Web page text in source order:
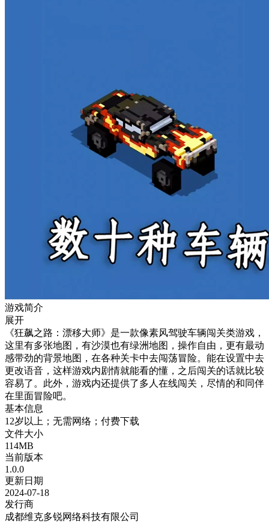
游戏简介
展开
《狂飙之路：漂移大师》是一款像素风驾驶车辆闯关类游戏，
这里有多张地图，有沙漠也有绿洲地图，操作自由，更有最动
感带劲的背景地图，在各种关卡中去闯荡冒险。能在设置中去
更改语音，这样游戏内剧情就能看的懂，之后闯关的话就比较
容易了。此外，游戏内还提供了多人在线闯关，尽情的和同伴
在里面冒险吧。
基本信息
12岁以上；无需网络；付费下载
文件大小
114MB
当前版本
1.0.0
更新日期
2024-07-18
发行商
成都维克多锐网络科技有限公司